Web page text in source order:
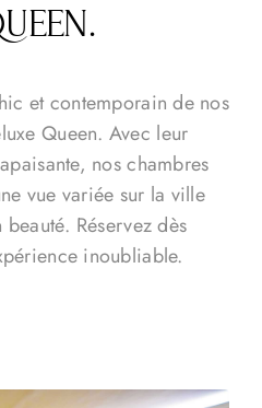
et contemporain de nos
Queen. Avec leur
nos chambres
vue variée sur la ville
Réservez dès
inoubliable.